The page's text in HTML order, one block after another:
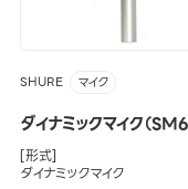
SHURE マイク
ダイナミックマイク（
[形式]
ダイナミックマイク